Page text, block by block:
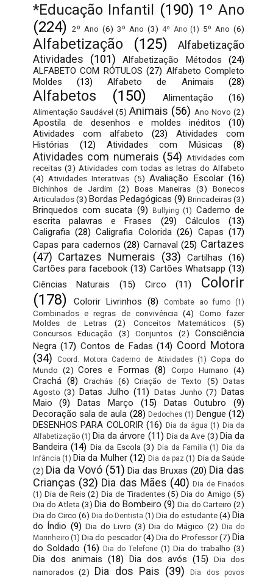
*Educação Infantil (190) 1º Ano
(224) 2º Ano (6) 3º Ano (3) 4º Ano (1) 5º Ano (6)
Alfabetização (125)
Alfabetização
Atividades
(101) Alfabetização Métodos
(24)
ALFABETO COM RÓTULOS (27) Alfabeto Completo
Moldes
(13) Alfabeto de Animais (28)
Alfabetos (150) Alimentação (16)
Alimentação Saudável (5) Animais (56) Ano Novo (2)
Apostila de desenhos e moldes inéditos
(10)
Atividades com alfabeto
(23)
Atividades com
Histórias
(12) Atividades com Músicas (8)
Atividades com numerais (54) Atividades com
receitas (3) Atividades com todas as letras do Alfabeto
(4) Atividades Interativas (5) Avaliação Escolar (16)
Bichinhos de Jardim (2) Boas Maneiras (3)
Bonecos
Articulados (3) Bordas Pedagógicas (9) Brincadeiras(3)
Brinquedos com sucata (9) Bullying (1) Caderno de
escrita palavras e Frases
(29) Cálculos
(13)
Caligrafia (28) Caligrafia Colorida (26) Capas (17)
Capas para cadernos (28) Carnaval (25) Cartazes
(47) Cartazes Numerais (33) Cartilhas
(16)
Cartões para facebook (13) Cartões Whatsapp (13)
Ciências Naturais
(15) Circo (11)
Colorir
(178)
Colorir Livrinhos (8) Combate ao fumo (1)
Combinados e regras de convivência (4)
Como fazer
Moldes de Letras
(2) Conceitos Matemáticos
(5)
Concursos Educação
(3) Conjuntos (2)
Consciência
Negra (17) Contos de Fadas (14) Coord Motora
(34)
Coord. Motora Caderno de Atividades (1) Copa do
Mundo (2) Cores e Formas (8) Corpo Humano (4)
Crachá (8) Crachás (6) Criação de Texto (5) Datas
Agosto (3) Datas Julho (11) Datas Junho (7) Datas
Maio
(9) Datas Março (15) Datas Outubro
(9)
Decoração sala de aula (28) Dedoches (1) Dengue (12)
DESENHOS PARA COLORIR (16) Dia da água (1) Dia da
Alfabetização (1) Dia da árvore (11) Dia da Ave (3) Dia da
Bandeira (14) Dia da Escola (3) Dia da Família (1) Dia da
Infância (1) Dia da Mulher (12) Dia da paz (1) Dia da Saúde
(2) Dia da Vovó (51) Dia das Bruxas (20) Dia das
Crianças (32) Dia das Mães (40) Dia de Finados
(1) Dia de Reis (2) Dia de Tiradentes (5) Dia do Amigo (5)
Dia do Atleta (3) Dia do Bombeiro (9) Dia do Carteiro (2)
Dia do Circo (6) Dia do Dentista (1) Dia do estudante(4) Dia
do Índio (9) Dia do Livro (3) Dia do Mágico (2) Dia do
Marinheiro (1) Dia do pescador (4) Dia do Professor (7) Dia
do Soldado (16) Dia do Telefone (1) Dia do trabalho (3)
Dia dos animais (18) Dia dos avós (15)
Dia dos
namorados (2) Dia dos Pais (39)
Dia dos povos